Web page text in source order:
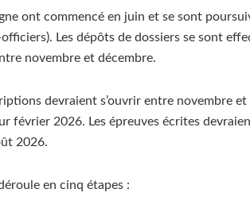
ont commencé en juin et se sont
Les dépôts de dossiers se sont
novembre et décembre.
devraient s’ouvrir entre novembre
février 2026. Les épreuves écrites
2026.
en cinq étapes :